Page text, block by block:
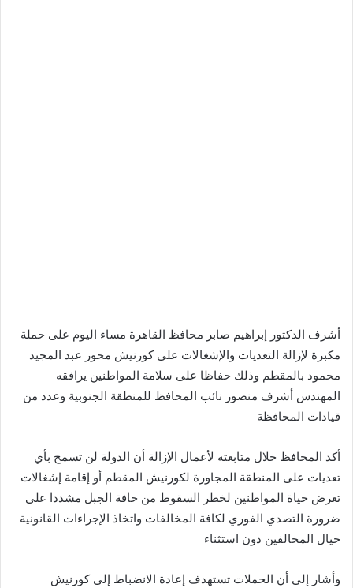
أشرف الدكتور إبراهيم صابر محافظ القاهرة مساء اليوم على حملة
مكبرة لإزالة التعديات والإشغالات على كورنيش محور عبد المجيد
محمود بالمقطم وذلك حفاظا على سلامة المواطنين يرافقه
المهندس أشرف منصور نائب المحافظ للمنطقة الجنوبية وعدد من
قيادات المحافظة
أكد المحافظ خلال متابعته لأعمال الإزالة أن الدولة لن تسمح بأي
تعديات على المنطقة المجاورة لكورنيش المقطم أو إقامة إشغالات
تعرض حياة المواطنين لخطر السقوط من حافة الجبل مشددا على
ضرورة التصدي الفوري لكافة المخالفات واتخاذ الإجراءات القانونية
حيال المخالفين دون استثناء
وأشار إلى أن الحملات تستهدف إعادة الانضباط إلى كورنيش